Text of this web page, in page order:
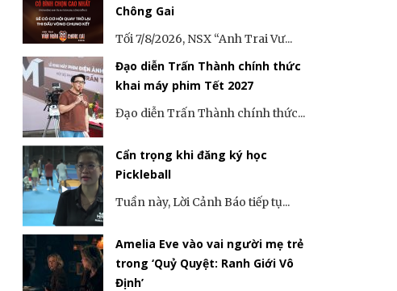
Chông Gai
Tối 7/8/2026, NSX “Anh Trai Vư...
Đạo diễn Trấn Thành chính thức
khai máy phim Tết 2027
Đạo diễn Trấn Thành chính thức...
Cẩn trọng khi đăng ký học
Pickleball
Tuần này, Lời Cảnh Báo tiếp tụ...
Amelia Eve vào vai người mẹ trẻ
trong ‘Quỷ Quyệt: Ranh Giới Vô
Định’